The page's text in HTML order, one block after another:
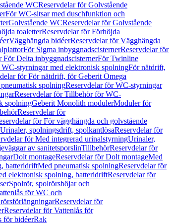
WCReservdelar för Golvstående
För WC-sitsar med duschfunktion och
Golvstående WCReservdelar för Golvstående
toaletterReservdelar för Förhöjda
Vägghängda bidéerReservdelar för Vägghängda
För Sigma inbyggnadscisternerReservdelar för
För Delta inbyggnadscisternerFör Twinline
styrningar med elektronisk spolningFör nätdrift,
för För nätdrift, för Geberit Omega
spolningReservdelar för WC-styrningar
Reservdelar för Tillbehör för WC-
spolningGeberit Monolith modulerModuler för
Reservdelar för
för För vägghängda och golvstående
Urinaler, spolningsdrift, spolkantlösaReservdelar för
för Med integrerad urinalstyrningUrinaler,
av sanitetsporslinTillbehörReservdelar för
Dolt montageReservdelar för Dolt montageMed
batteridriftMed pneumatisk spolningReservdelar för
elektronisk spolning, batteridriftReservdelar för
Spolrör, spolrörsböjar och
för WC och
Reservdelar för
Reservdelar för Vattenlås för
för bidéerRak